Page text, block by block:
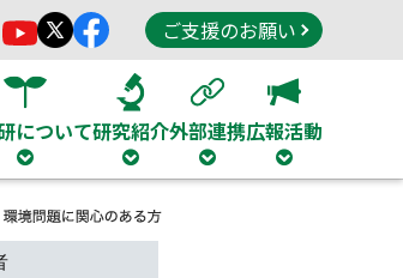
ご支援のお願い
について研究紹介外部連携広報活動